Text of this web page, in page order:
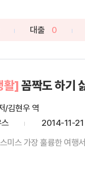
대출 0
활] 꼼짝도 하기
/김현우 역
2014-11-21
미스 가장 훌륭한 여행